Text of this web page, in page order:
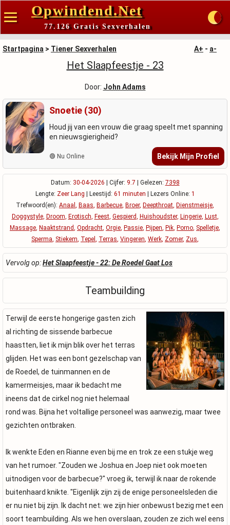
Opwindend.Net
77.126 Gratis Sexverhalen
Startpagina > Tiener Sexverhalen A+ - a-
Het Slaapfeestje - 23
Door: John Adams
Snoetie (30)
Houd jij van een vrouw die graag speelt met spanning
en nieuwsgierigheid?
🟢 Nu Online Bekijk Mijn Profiel
Datum: 30-04-2026 | Cijfer: 9.7 | Gelezen: 7398
Lengte: Zeer Lang | Leestijd: 61 minuten | Lezers Online: 1
Trefwoord(en): Anaal , Baas, Barbecue, Broer, Deepthroat, Dienstmeisje,
Doggystyle, Droom, Erotisch, Feest, Gespierd, Huishoudster, Lingerie, Lust,
Massage, Naaktstrand, Opdracht, Orgie, Passie, Pijpen, Pik, Porno, Spelletje,
Sperma, Stiekem, Tepel , Terras, Vingeren, Werk, Zomer, Zus,
Vervolg op:Het Slaapfeestje - 22: De Roedel Gaat Los
Teambuilding
Terwijl de eerste hongerige gasten zich
al richting de sissende barbecue
haastten, liet ik mijn blik over het terras
glijden. Het was een bont gezelschap van
de Roedel, de tuinmannen en de
kamermeisjes, maar ik bedacht me
ineens dat de cirkel nog niet helemaal
rond was. Bijna het voltallige personeel was aanwezig, maar twee
gezichten ontbraken.
Ik wenkte Eden en Rianne even bij me en trok ze een stukje weg
van het rumoer. "Zouden we Joshua en Joep niet ook moeten
uitnodigen voor de barbecue?" vroeg ik, terwijl ik naar de rokende
buitenhaard knikte. "Eigenlijk zijn zij de enige personeelsleden die
er nu niet bij zijn. Ik dacht net: we zijn hier onbewust bezig met een
soort teambuilding. Als we hen overslaan, zouden ze zich wel eens